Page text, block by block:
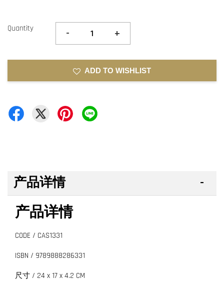
Quantity - +
ADD TO WISHLIST
产品详情
产品详情
CODE / CAS1331
ISBN / 9789888286331
尺寸 / 24 x 17 x 4.2 CM